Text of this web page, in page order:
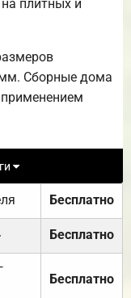
плитных и
Сборные дома
применением
Бесплатно
Бесплатно
Бесплатно